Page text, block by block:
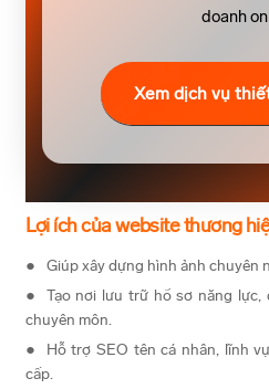
doanh
Xem dịch vụ
Lợi ích của website thương
Giúp xây dựng hình ảnh chuyên
Tạo nơi lưu trữ hồ sơ năng
chuyên môn.
Hỗ trợ SEO tên cá nhân, lĩnh
cấp.